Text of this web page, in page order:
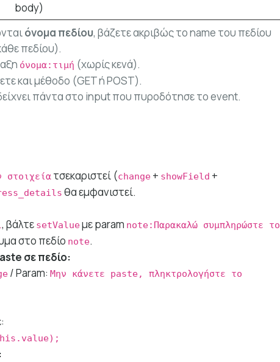
body)
όνομα πεδίου, βάζετε ακριβώς το name του πεδίου
πεδίου).
όνομα:τιμή (χωρίς κενά).
και μέθοδο (GET ή POST).
πάντα στο input που πυροδότησε το event.
στοιχεία τσεκαριστεί (change + showField +
θα εμφανιστεί.
, βάλτε setValueμε param note:Παρακαλώ συμπληρώστε το
στο πεδίο note.
σε πεδίο:
/ Param: Μην κάνετε paste, πληκτρολογήστε το